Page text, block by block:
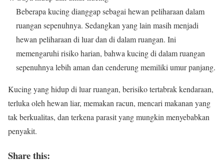
Beberapa kucing dianggap sebagai hewan peliharaan dalam
ruangan sepenuhnya. Sedangkan yang lain masih menjadi
hewan peliharaan di luar dan di dalam ruangan. Ini
memengaruhi risiko harian, bahwa kucing di dalam ruangan
sepenuhnya lebih aman dan cenderung memiliki umur panjang.
Kucing yang hidup di luar ruangan, berisiko tertabrak kendaraan,
terluka oleh hewan liar, memakan racun, mencari makanan yang
tak berkualitas, dan terkena parasit yang mungkin menyebabkan
penyakit.
Share this: